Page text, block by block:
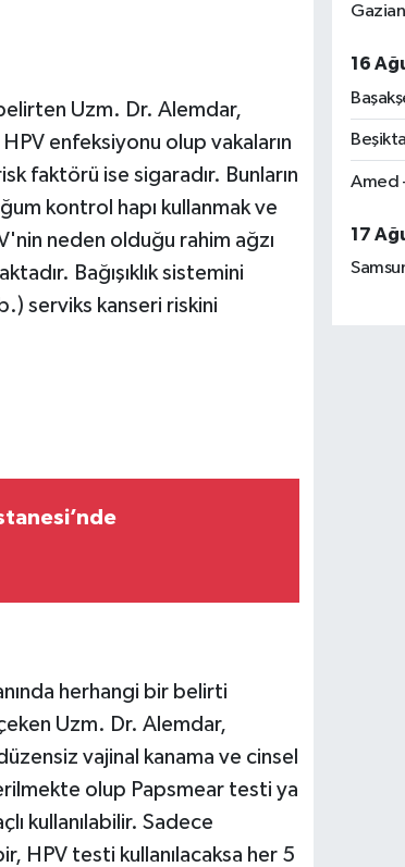
Uzm. Dr. Alemdar,
enfeksiyonu olup vakaların
faktörü ise sigaradır. Bunların
kontrol hapı kullanmak ve
neden olduğu rahim ağzı
Bağışıklık sistemini
serviks kanseri riskini
herhangi bir belirti
Uzm. Dr. Alemdar,
vajinal kanama ve cinsel
olup Papsmear testi ya
kullanılabilir. Sadece
HPV testi kullanılacaksa her 5
16
Amed
17